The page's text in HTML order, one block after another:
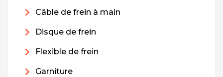
Câble de frein à main
Disque de frein
Flexible de frein
Garniture